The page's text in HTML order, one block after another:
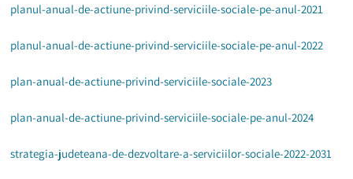
planul-anual-de-actiune-privind-serviciile-sociale-pe-anul-2021
planul-anual-de-actiune-privind-serviciile-sociale-pe-anul-2022
plan-anual-de-actiune-privind-serviciile-sociale-2023
plan-anual-de-actiune-privind-serviciile-sociale-pe-anul-2024
strategia-judeteana-de-dezvoltare-a-serviciilor-sociale-2022-2031